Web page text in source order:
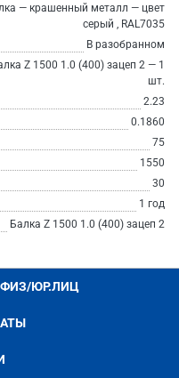
— крашенный металл — цвет
серый , RAL7035
В разобранном
Z 1500 1.0 (400) зацеп 2 — 1
шт.
2.23
0.1860
75
1550
30
1 год
Балка Z 1500 1.0 (400) зацеп 2
ЮР.ЛИЦ